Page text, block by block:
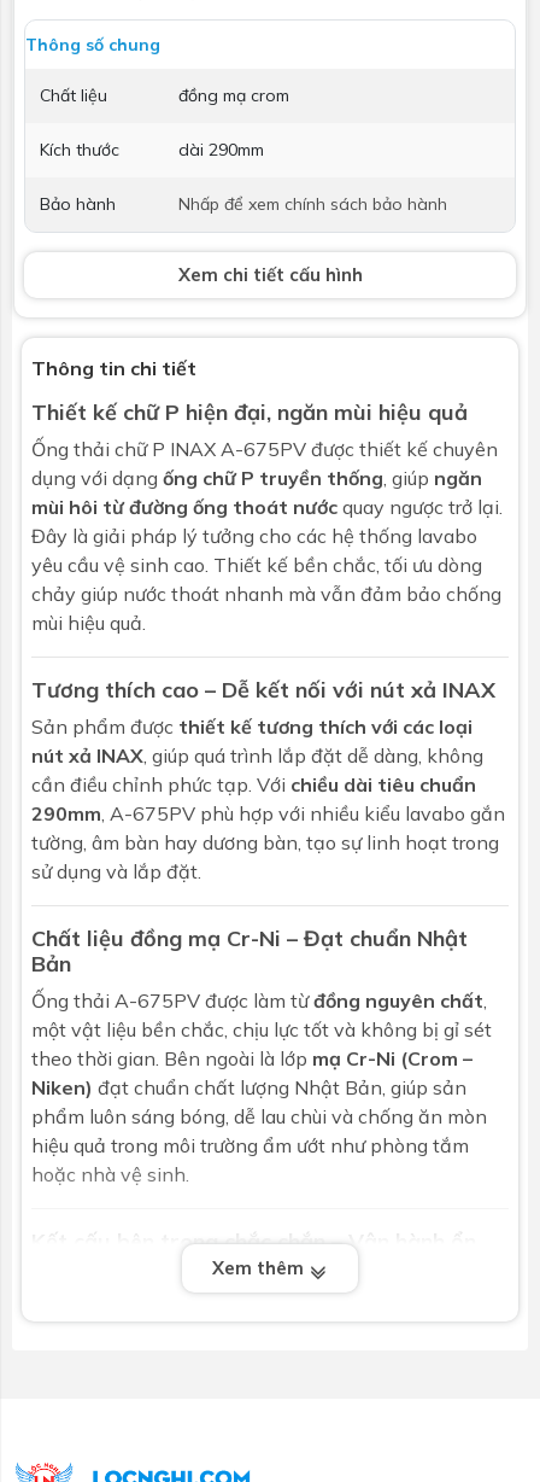
Thông số chung
Chất liệu đồng mạ crom
Kích thước dài 290mm
Bảo hành Nhấp để xem chính sách bảo hành
Xem chi tiết cấu hình
Thông tin chi tiết
Thiết kế chữ P hiện đại, ngăn mùi hiệu quả
Ống thải chữP INAX A-675PV được thiết kế chuyên
dụng với dạng ống chữ P truyền thống , giúp ngăn
mùi hôi từ đường ống thoát nước quay ngược trở lại.
Đây là giải pháp lý tưởng cho các hệ thống lavabo
yêu cầu vệ sinh cao. Thiết kế bền chắc, tối ưu dòng
chảy giúp nước thoát nhanh mà vẫn đảm bảo chống
mùi hiệu quả.
Tương thích cao – Dễ kết nối với nút xả INAX
Sản phẩm được thiết kế tương thích với các loại
nút xả INAX , giúp quá trình lắp đặt dễ dàng, không
cần điều chỉnh phức tạp. Với chiều dài tiêu chuẩn
290mm , A-675PV phù hợp với nhiều kiểu lavabo gắn
tường, âm bàn hay dương bàn, tạo sự linh hoạt trong
sử dụng và lắp đặt.
Chất liệu đồng mạ Cr-Ni – Đạt chuẩn Nhật
Bản
Ống thải A-675PV được làm từđồng nguyên chất
một vật liệu bền chắc, chịu lực tốt và không bị gỉ sét
theo thời gian. Bên ngoài là lớp mạ Cr-Ni (Crom –
Niken) đạt chuẩn chất lượng Nhật Bản, giúp sản
phẩm luôn sáng bóng, dễ lau chùi và chống ăn mòn
hiệu quả trong môi trường ẩm ướt như phòng tắm
hoặc nhà vệ sinh.
Kết cấu bên trong chắc chắn – Vận hành ổn
Xem thêm